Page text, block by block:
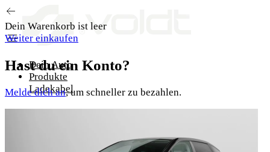
Zum Inhalt springen
Dein Auto
Produkte
Ladekabel
Dein Warenkorb ist leer
Weiter einkaufen
Hast du ein Konto?
Melde dich an, um schneller zu bezahlen.